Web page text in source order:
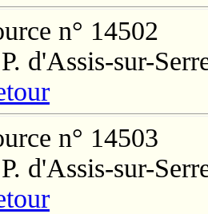
n° 14502
d'Assis-sur-
n° 14503
d'Assis-sur-